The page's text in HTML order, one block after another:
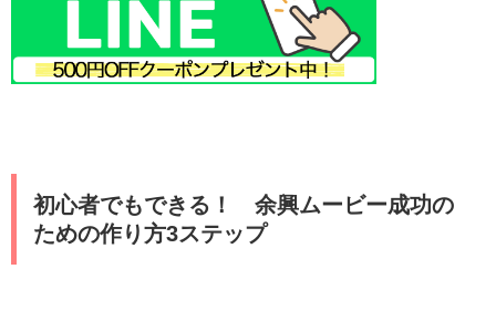
初心者でもできる！ 余興ムービー成功の
ための作り方3ステップ